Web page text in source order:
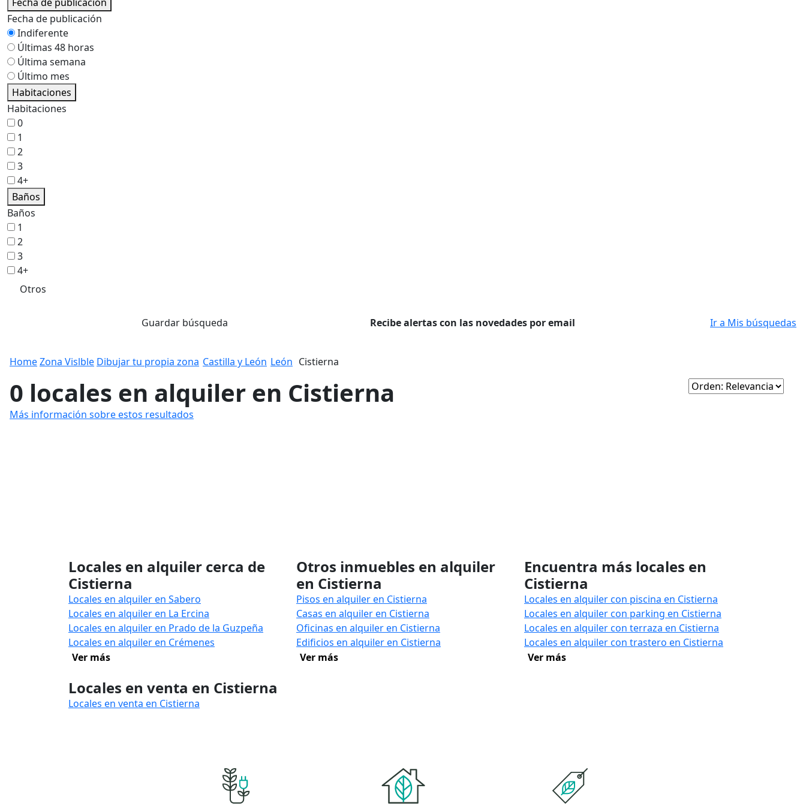
Fecha de publicación
Indiferente
Últimas 48 horas
Última semana
Último mes
Habitaciones
Habitaciones
0
1
2
3
4+
Baños
Baños
1
2
3
4+
Otros
Guardar búsqueda Recibe alertas con las novedades por email Ir a Mis búsquedas
HomeZona Vislble Dibujar tu propia zona Castilla y León León Cistierna
0 locales en alquiler en Cistierna
Más información sobre estos resultados
Locales en alquiler cerca de
Cistierna
Locales en alquiler en Sabero
Locales en alquiler en La Ercina
Locales en alquiler en Prado de la Guzpeña
Locales en alquiler en Crémenes
Ver más
Otros inmuebles en alquiler
en Cistierna
Pisos en alquiler en Cistierna
Casas en alquiler en Cistierna
Oficinas en alquiler en Cistierna
Edificios en alquiler en Cistierna
Ver más
Encuentra más locales en
Cistierna
Locales en alquiler con piscina en Cistierna
Locales en alquiler con parking en Cistierna
Locales en alquiler con terraza en Cistierna
Locales en alquiler con trastero en Cistierna
Ver más
Locales en venta en Cistierna
Locales en venta en Cistierna